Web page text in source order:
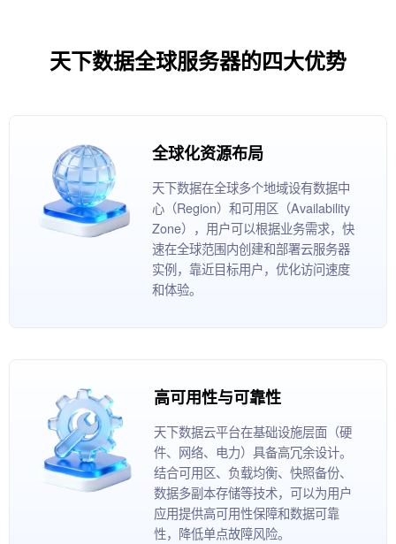
天下数据全球服务器的四大优势
全球化资源布局
天下数据在全球多个地域设有数据中
心（Region）和可用区（Availability
Zone），用户可以根据业务需求，快
速在全球范围内创建和部署云服务器
实例，靠近目标用户，优化访问速度
和体验。
高可用性与可靠性
天下数据云平台在基础设施层面（硬
件、网络、电力）具备高冗余设计。
结合可用区、负载均衡、快照备份、
数据多副本存储等技术，可以为用户
应用提供高可用性保障和数据可靠
性，降低单点故障风险。